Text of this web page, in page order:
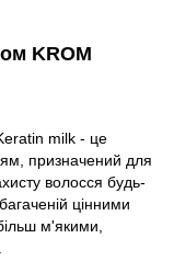
KROM
milk - це
призначений для
волосся будь-
цінними
м'якими,